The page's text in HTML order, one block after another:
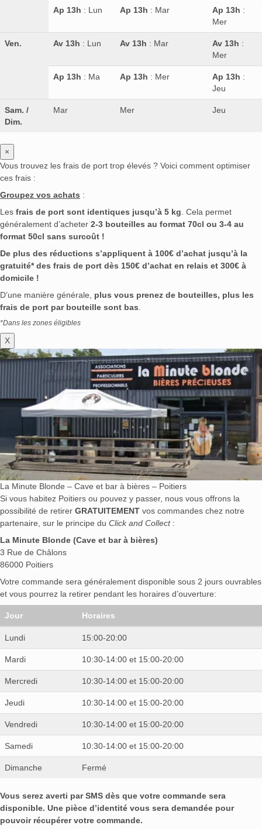
Ap 13h : Lun Ap 13h : Mar Ap 13h :
Mer
Ven. Av 13h : Lun Av 13h : Mar Av 13h :
Mer
Ap 13h : Ma Ap 13h : Mer Ap 13h :
Jeu
Sam. /
Dim.
Mar Mer Jeu
×
Vous trouvez les frais de port trop élevés ? Voici comment optimiser
ces frais :
Groupez vos achats :
Les frais de port sont identiques jusqu’à 5 kg . Cela permet
généralement d’acheter 2-3 bouteilles au format 70cl ou 3-4 au
format 50cl sans surcoût !
De plus des réductions s’appliquent à 100€ d’achat jusqu’à la
gratuité* des frais de port dès 150€ d’achat en relais et 300€ à
domicile !
D’une manière générale, plus vous prenez de bouteilles, plus les
frais de port par bouteille sont bas
*Dans les zones éligibles
X
La Minute Blonde – Cave et bar à bières – Poitiers
Si vous habitez Poitiers ou pouvez y passer, nous vous offrons la
possibilité de retirer GRATUITEMENT vos commandes chez notre
partenaire, sur le principe du Click and Collect:
La Minute Blonde (Cave et bar à bières)
3 Rue de Châlons
86000 Poitiers
Votre commande sera généralement disponible sous 2 jours ouvrables
et vous pourrez la retirer pendant les horaires d’ouverture:
Jour Horaires
Lundi 15:00-20:00
Mardi 10:30-14:00 et 15:00-20:00
Mercredi 10:30-14:00 et 15:00-20:00
Jeudi 10:30-14:00 et 15:00-20:00
Vendredi 10:30-14:00 et 15:00-20:00
Samedi 10:30-14:00 et 15:00-20:00
Dimanche Fermé
Vous serez averti par SMS dès que votre commande sera
disponible. Une pièce d’identité vous sera demandée pour
pouvoir récupérer votre commande.